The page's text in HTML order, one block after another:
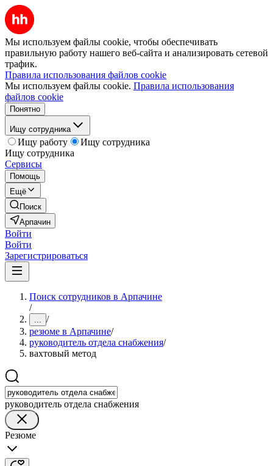
Мы используем файлы cookie, чтобы обеспечивать
правильную работу нашего веб-сайта и анализировать сетевой
трафик.
Правила использования файлов cookie
Мы используем файлы cookie. Правила использования
файлов cookie
Понятно
Ищу сотрудника
Ищу работу
Ищу сотрудника
Ищу сотрудника
Сервисы
Помощь
Ещё
Поиск
Арпачин
Войти
Войти
Зарегистрироваться
Поиск сотрудников в Арпачине
/
... /
резюме в Арпачине/
руководитель отдела снабжения/
вахтовый метод
руководитель отдела снабжения
Резюме